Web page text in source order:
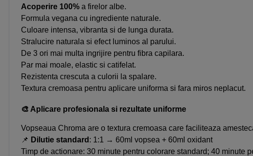
Acoperire 100% a firelor albe.
Formula vegana cu ingrediente naturale.
Culoare intensa, vibranta si de lunga durata.
Stralucire naturala si efect luminos al parului.
De 3 ori mai multa ingrijire pentru fibra capilara.
Par mai moale, elastic si catifelat.
Rezistenta crescuta a culorii la spalare.
Textura cremoasa pentru aplicare uniforma si fara miros neplacut.
🎨 Aplicare profesionala si rezultate uniforme
Vopseaua Chroma are o textura cremoasa care faciliteaza
📌 Dilutie standard : 1:1 → 60ml vopsea + 60ml oxidant
Timp de actionare: 30 minute pentru colorare standard; 40 minute